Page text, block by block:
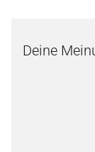
Deine